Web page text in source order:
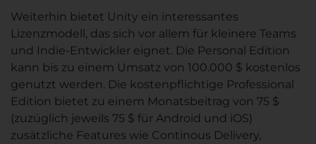
Weiterhin bietet Unity ein interessantes
Lizenzmodell, das sich vor allem für kleinere Teams
und Indie-Entwickler eignet. Die Personal Edition
kann bis zu einem Umsatz von 100.000 $ kostenlos
genutzt werden. Die kostenpflichtige Professional
Edition bietet zu einem Monatsbeitrag von 75 $
(zuzüglich jeweils 75 $ für Android und iOS)
zusätzliche Features wie Continous Delivery,